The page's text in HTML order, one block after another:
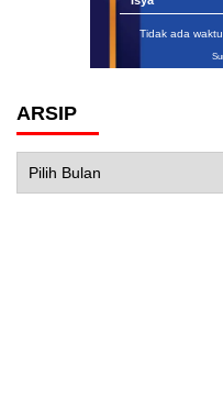
Tidak ada
ARSIP